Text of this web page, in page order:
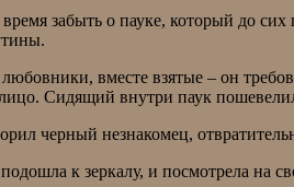
забыть о пауке, который до
вместе взятые – он
Сидящий внутри паук
черный незнакомец,
к зеркалу, и посмотрела на